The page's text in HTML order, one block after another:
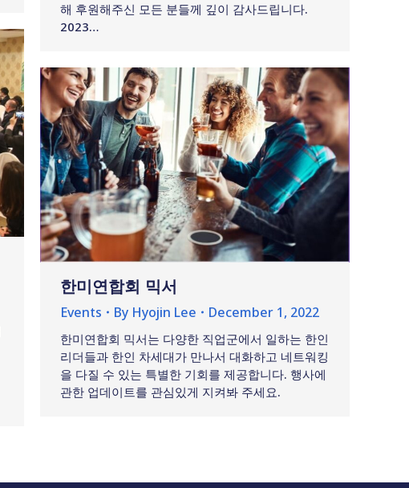
해 후원해주신 모든 분들께 깊이 감사드립니다.
2023…
한미연합회 믹서
Events By Hyojin Lee December 1, 2022
한미연합회 믹서는 다양한 직업군에서 일하는 한인
리더들과 한인 차세대가 만나서 대화하고 네트워킹
을 다질 수 있는 특별한 기회를 제공합니다. 행사에
관한 업데이트를 관심있게 지켜봐 주세요.